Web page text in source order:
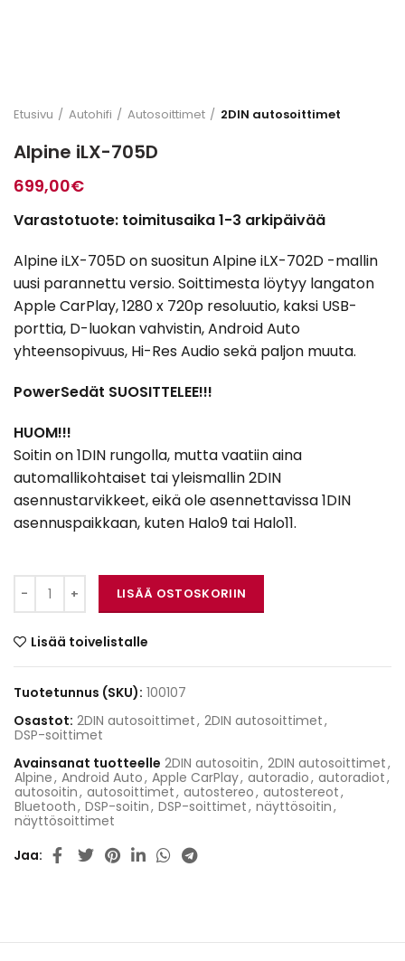
Etusivu Autohifi Autosoittimet 2DIN autosoittimet
Alpine iLX-705D
699,00€
Varastotuote: toimitusaika 1-3 arkipäivää
Alpine iLX-705D on suositun Alpine iLX-702D -mallin
uusi parannettu versio. Soittimesta löytyy langaton
Apple CarPlay, 1280 x 720p resoluutio, kaksi USB-
porttia, D-luokan vahvistin, Android Auto
yhteensopivuus, Hi-Res Audio sekä paljon muuta.
PowerSedät SUOSITTELEE!!!
HUOM!!!
Soitin on 1DIN rungolla, mutta vaatiin aina
automallikohtaiset tai yleismallin 2DIN
asennustarvikkeet, eikä ole asennettavissa 1DIN
asennuspaikkaan, kuten Halo9 tai Halo11.
Alpine iLX-705D määräLISÄÄ OSTOSKORIIN
Lisää toivelistalle
Tuotetunnus (SKU): 100107
Osastot: 2DIN autosoittimet, 2DIN autosoittimet,
DSP-soittimet
Avainsanat tuotteelle 2DIN autosoitin, 2DIN autosoittimet,
Alpine, Android Auto, Apple CarPlay, autoradio, autoradiot,
autosoitin, autosoittimet, autostereo, autostereot,
Bluetooth, DSP-soitin, DSP-soittimet, näyttösoitin,
näyttösoittimet
Jaa